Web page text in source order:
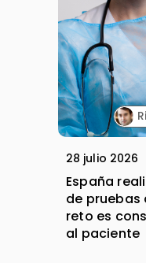
28 julio 2026
España
de pruebas
reto es
al paciente